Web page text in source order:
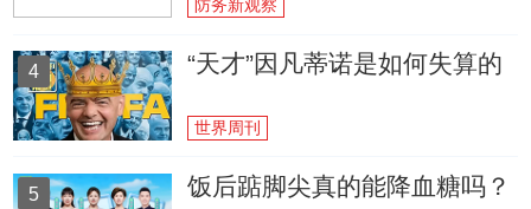
防务新观察
4 “天才”因凡蒂诺是如何失算的
世界周刊
5 饭后踮脚尖真的能降血糖吗？